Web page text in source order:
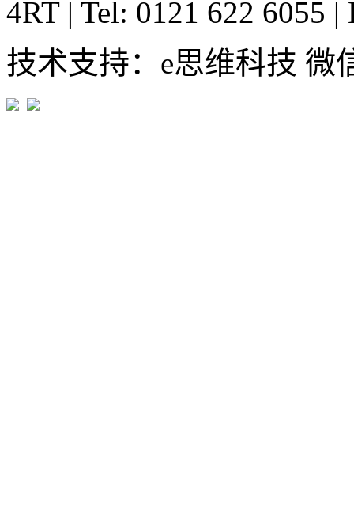
4RT | Tel: 0121 622 6055 |
技术支持：e思维科技 微